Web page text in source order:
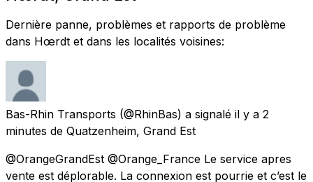
Dernière panne, problèmes et rapports de problème
dans Hœrdt et dans les localités voisines:
Bas-Rhin Transports (@RhinBas) a signalé il y a 2
minutes de Quatzenheim, Grand Est
@OrangeGrandEst @Orange_France Le service apres
vente est déplorable. La connexion est pourrie et c’est le